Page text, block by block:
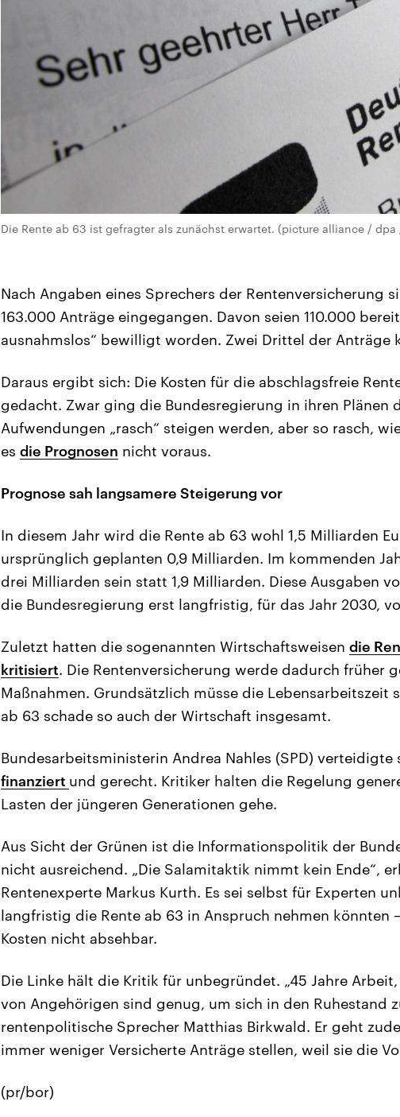
Die Rente ab 63 ist gefragter als zunächst erwartet. (picture alliance / dpa
Nach Angaben eines Sprechers der Rentenversicherung
163.000 Anträge eingegangen. Davon seien 110.000
ausnahmslos“ bewilligt worden. Zwei Drittel der Anträge
Daraus ergibt sich: Die Kosten für die abschlagsfreie
gedacht. Zwar ging die Bundesregierung in ihren Plänen
Aufwendungen „rasch“ steigen werden, aber so rasch,
es die Prognosen nicht voraus.
Prognose sah langsamere Steigerung vor
In diesem Jahr wird die Rente ab 63 wohl 1,5 Milliarden
ursprünglich geplanten 0,9 Milliarden. Im kommenden
drei Milliarden sein statt 1,9 Milliarden. Diese Ausgaben
die Bundesregierung erst langfristig, für das Jahr 2030,
Zuletzt hatten die sogenannten Wirtschaftsweisen die
kritisiert. Die Rentenversicherung werde dadurch früher
Maßnahmen. Grundsätzlich müsse die Lebensarbeitszeit
ab 63 schade so auch der Wirtschaft insgesamt.
Bundesarbeitsministerin Andrea Nahles (SPD) verteidigte
finanziert und gerecht. Kritiker halten die Regelung
Lasten der jüngeren Generationen gehe.
Aus Sicht der Grünen ist die Informationspolitik der
nicht ausreichend. „Die Salamitaktik nimmt kein Ende“,
Rentenexperte Markus Kurth. Es sei selbst für Experten
langfristig die Rente ab 63 in Anspruch nehmen könnten
Kosten nicht absehbar.
Die Linke hält die Kritik für unbegründet. „45 Jahre
von Angehörigen sind genug, um sich in den Ruhestand
rentenpolitische Sprecher Matthias Birkwald. Er geht
immer weniger Versicherte Anträge stellen, weil sie die
(pr/bor)